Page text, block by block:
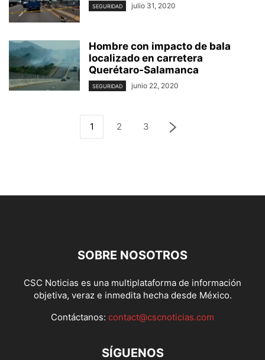
SEGURIDAD julio 31, 2020
Hombre con impacto de bala
localizado en carretera
Querétaro-Salamanca
SEGURIDAD junio 22, 2020
1 2 3
SOBRE NOSOTROS
CSC Noticias es una multiplataforma de información
objetiva, veraz e inmedita hecha desde México.
Contáctanos: contact@cscnoticias.com
SÍGUENOS